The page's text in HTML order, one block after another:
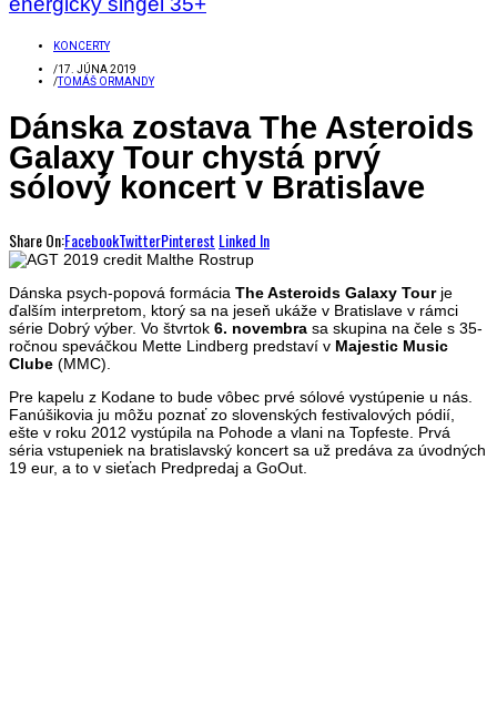
KONCERTY
/17. JÚNA 2019
/TOMÁŠ ORMANDY
Dánska zostava The Asteroids
Galaxy Tour chystá prvý
sólový koncert v Bratislave
Share On:FacebookTwitterPinterest Linked In
Dánska psych-popová formácia The Asteroids Galaxy Tourje
ďalším interpretom, ktorý sa na jeseň ukáže v Bratislave v rámci
série Dobrý výber. Vo štvrtok 6. novembra sa skupina na čele s 35-
ročnou speváčkou Mette Lindberg predstaví v Majestic Music
Clube (MMC).
Pre kapelu z Kodane to bude vôbec prvé sólové vystúpenie u nás.
Fanúšikovia ju môžu poznať zo slovenských festivalových pódií,
ešte v roku 2012 vystúpila na Pohode a vlani na Topfeste. Prvá
séria vstupeniek na bratislavský koncert sa už predáva za úvodných
19 eur, a to v sieťach Predpredaj a GoOut.